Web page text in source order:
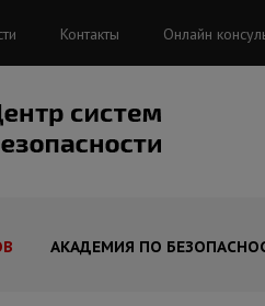
Контакты Онлайн
АКАДЕМИЯ ПО